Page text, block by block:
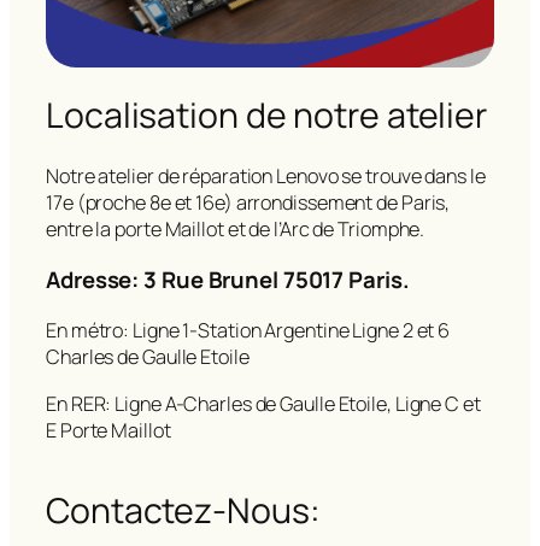
Localisation de notre atelier
Notre atelier de réparation Lenovo se trouve dans le
17e (proche 8e et 16e) arrondissement de Paris,
entre la porte Maillot et de l’Arc de Triomphe.
Adresse: 3 Rue Brunel 75017 Paris.
En métro: Ligne 1-Station Argentine Ligne 2 et 6
Charles de Gaulle Etoile
En RER: Ligne A-Charles de Gaulle Etoile, Ligne C et
E Porte Maillot
Contactez-Nous: